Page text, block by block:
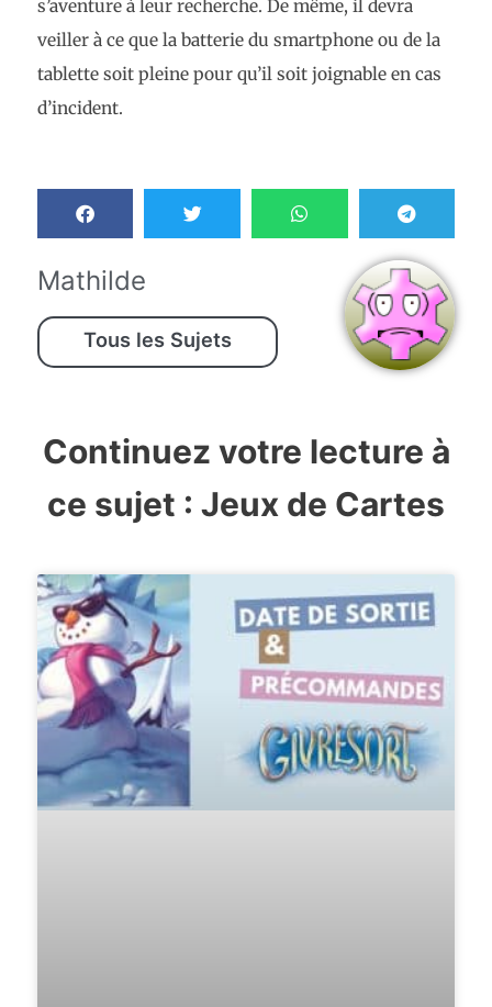
s’aventure à leur recherche. De même, il devra
veiller à ce que la batterie du smartphone ou de la
tablette soit pleine pour qu’il soit joignable en cas
d’incident.
Mathilde
Tous les Sujets
Continuez votre lecture à
ce sujet : Jeux de Cartes